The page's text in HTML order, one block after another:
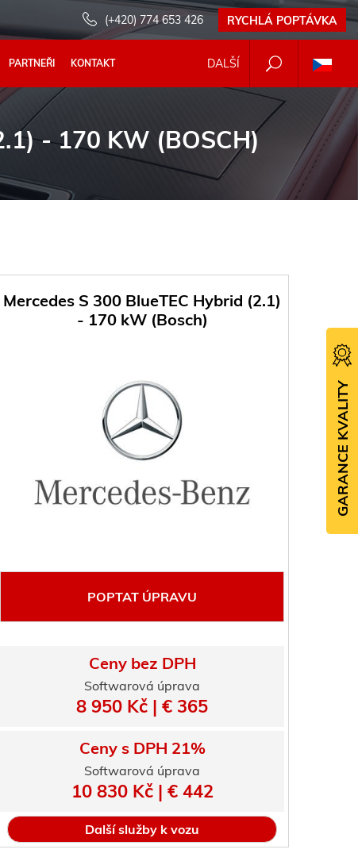
(+420) 774 653 426 RYCHLÁ POPTÁVKA
DALŠÍ
PARTNEŘI KONTAKT
- 170 KW (BOSCH)
Mercedes S 300 BlueTEC Hybrid (2.1)
- 170 kW (Bosch)
POPTAT ÚPRAVU
Ceny bez DPH
Softwarová úprava
8 950 Kč | € 365
Ceny s DPH 21%
Softwarová úprava
10 830 Kč | € 442
Další služby k vozu
GARANCE KVALITY